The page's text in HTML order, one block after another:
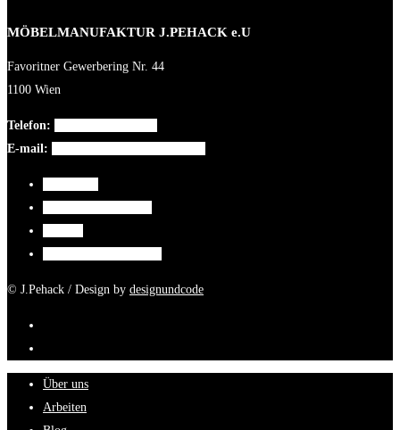
MÖBELMANUFAKTUR J.PEHACK e.U
Favoritner Gewerbering Nr. 44
1100 Wien
Telefon:
E-mail:
© J.Pehack / Design by designundcode
Über uns
Arbeiten